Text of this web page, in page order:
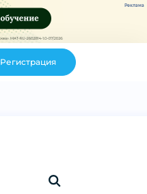
Реклама
Регистрация